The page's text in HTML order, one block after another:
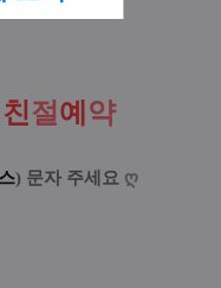
친절예 약
) 문자 주세요 ღ